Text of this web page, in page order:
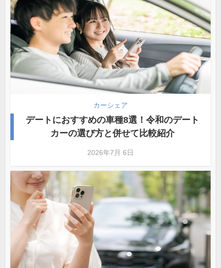
カーシェア
デートにおすすめの車種8選！令和のデート
カーの選び方と併せて比較紹介
2026年7月 6日